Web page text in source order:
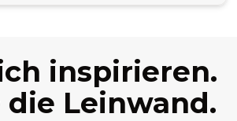
inspirieren.
die Leinwand.